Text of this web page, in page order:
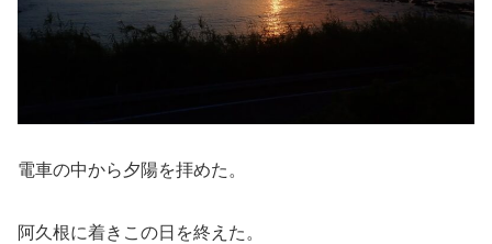
電車の中から夕陽を拝めた。
阿久根に着きこの日を終えた。